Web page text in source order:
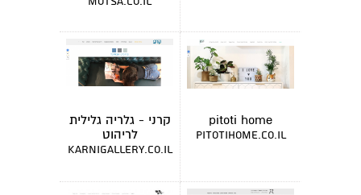
pitoti home
pitotihome.co.il
קרני - גלריה גלילית
לריהוט
karnigallery.co.il